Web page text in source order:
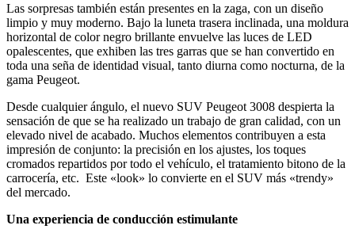
Las sorpresas también están presentes en la zaga, con un diseño
limpio y muy moderno. Bajo la luneta trasera inclinada, una moldura
horizontal de color negro brillante envuelve las luces de LED
opalescentes, que exhiben las tres garras que se han convertido en
toda una seña de identidad visual, tanto diurna como nocturna, de la
gama Peugeot.
Desde cualquier ángulo, el nuevo SUV Peugeot 3008 despierta la
sensación de que se ha realizado un trabajo de gran calidad, con un
elevado nivel de acabado. Muchos elementos contribuyen a esta
impresión de conjunto: la precisión en los ajustes, los toques
cromados repartidos por todo el vehículo, el tratamiento bitono de la
carrocería, etc. Este «look» lo convierte en el SUV más «trendy»
del mercado.
Una experiencia de conducción estimulante